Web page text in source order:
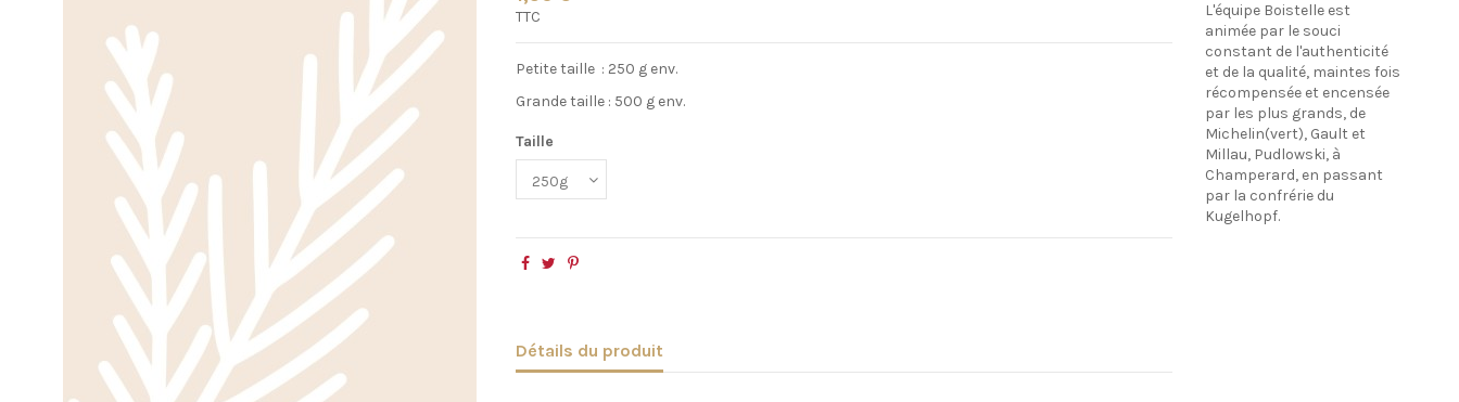
TTC
Petite taille : 250 g env.
Grande taille : 500 g env.
Taille
Détails du produit
L'équipe Boistelle est
animée par le souci
constant de l'authenticité
et de la qualité, maintes fois
récompensée et encensée
par les plus grands, de
Michelin(vert), Gault et
Millau, Pudlowski, à
Champerard, en passant
par la confrérie du
Kugelhopf.